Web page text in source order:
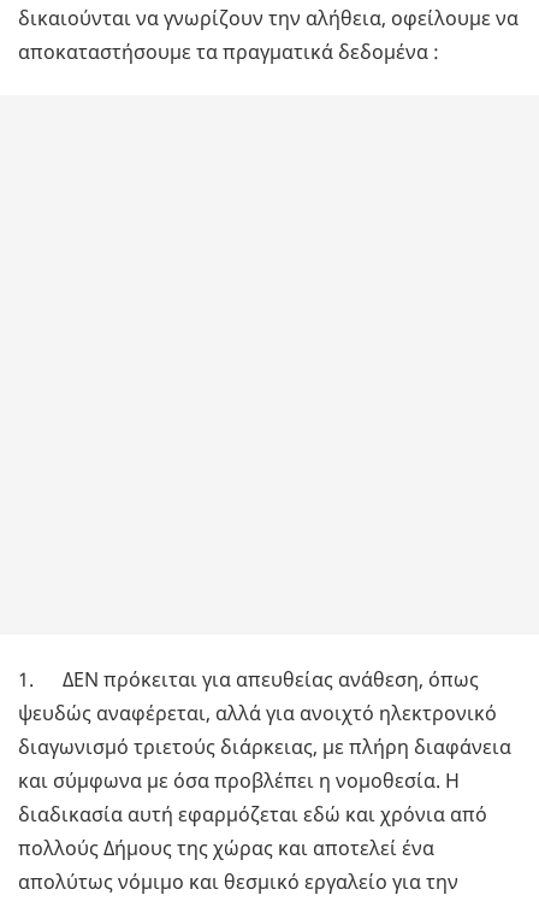
δικαιούνται να γνωρίζουν την αλήθεια, οφείλουμε να
αποκαταστήσουμε τα πραγματικά δεδομένα :
1. ΔΕΝ πρόκειται για απευθείας ανάθεση, όπως
ψευδώς αναφέρεται, αλλά για ανοιχτό ηλεκτρονικό
διαγωνισμό τριετούς διάρκειας, με πλήρη διαφάνεια
και σύμφωνα με όσα προβλέπει η νομοθεσία. Η
διαδικασία αυτή εφαρμόζεται εδώ και χρόνια από
πολλούς Δήμους της χώρας και αποτελεί ένα
απολύτως νόμιμο και θεσμικό εργαλείο για την